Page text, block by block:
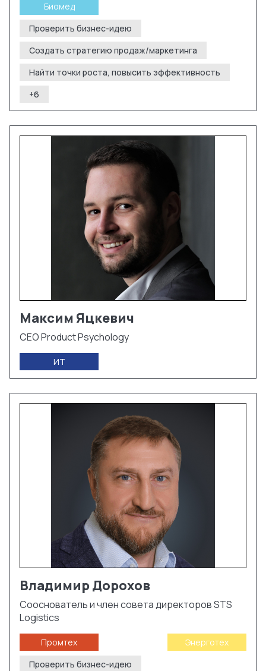
Биомед
Проверить бизнес-идею
Создать стратегию продаж/маркетинга
Найти точки роста, повысить эффективность
+6
Максим Яцкевич
CEO Product Psychology
ИТ
ВладимирДорохов
Сооснователь и член совета директоров STS
Logistics
Промтех
Энерготех
Проверить бизнес-идею